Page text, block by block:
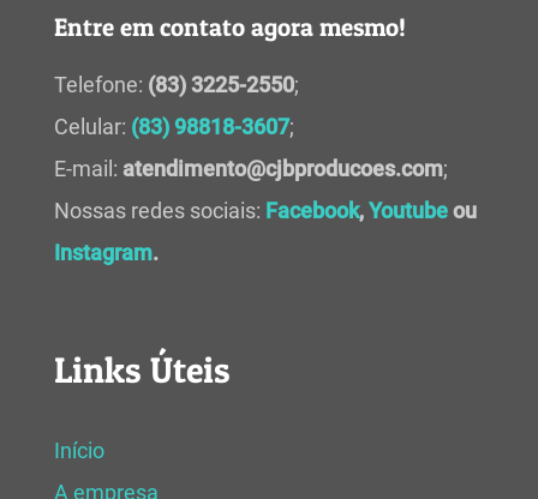
Entre em contato agora mesmo!
Telefone: (83) 3225-2550;
Celular: (83) 98818-3607;
E-mail: atendimento@cjbproducoes.com;
Nossas redes sociais: Facebook,Youtubeou
Instagram.
Links Úteis
Início
A empresa